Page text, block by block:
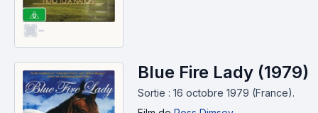
-
Blue Fire Lady (1979)
Sortie : 16 octobre 1979 (France).